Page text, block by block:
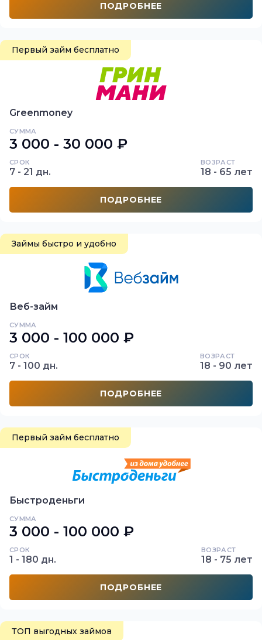
ПОДРОБНЕЕ
Первый займ бесплатно
Greenmoney
СУММА
3 000 - 30 000 ₽
СРОК
7 - 21 дн.
ВОЗРАСТ
18 - 65 лет
ПОДРОБНЕЕ
Займы быстро и удобно
Веб-займ
СУММА
3 000 - 100 000 ₽
СРОК
7 - 100 дн.
ВОЗРАСТ
18 - 90 лет
ПОДРОБНЕЕ
Первый займ бесплатно
Быстроденьги
СУММА
3 000 - 100 000 ₽
СРОК
1 - 180 дн.
ВОЗРАСТ
18 - 75 лет
ПОДРОБНЕЕ
ТОП выгодных займов